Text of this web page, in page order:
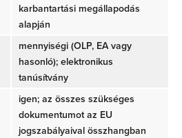
karbantartási megállapodás
alapján
mennyiségi (OLP, EA vagy
hasonló); elektronikus
tanúsítvány
igen; az összes szükséges
dokumentumot az EU
jogszabályaival összhangban